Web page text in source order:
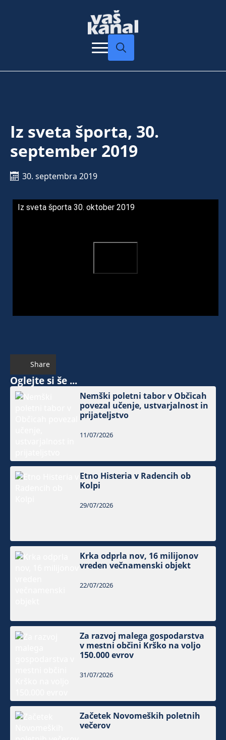
Iz sveta športa, 30.
september 2019
30. septembra 2019
Iz sveta športa 30. oktober 2019
Share
Oglejte si še ...
Nemški poletni tabor v Občicah
povezal učenje, ustvarjalnost in
prijateljstvo
11/07/2026
Etno Histeria v Radencih ob
Kolpi
29/07/2026
Krka odprla nov, 16 milijonov
vreden večnamenski objekt
22/07/2026
Za razvoj malega gospodarstva
v mestni občini Krško na voljo
150.000 evrov
31/07/2026
Začetek Novomeških poletnih
večerov